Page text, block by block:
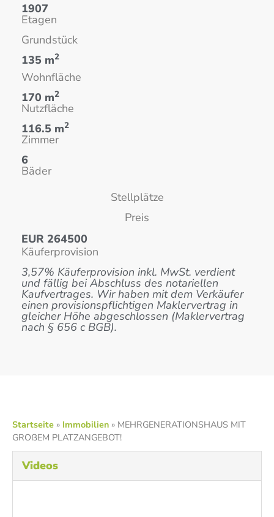
1907
Etagen
Grundstück
135 m2
Wohnfläche
170 m2
Nutzfläche
116.5 m2
Zimmer
6
Bäder
Stellplätze
Preis
EUR 264500
Käuferprovision
3,57% Käuferprovision inkl. MwSt. verdient
und fällig bei Abschluss des notariellen
Kaufvertrages. Wir haben mit dem Verkäufer
einen provisionspflichtigen Maklervertrag in
gleicher Höhe abgeschlossen (Maklervertrag
nach § 656 c BGB).
Startseite » Immobilien » MEHRGENERATIONSHAUS MIT
GROßEM PLATZANGEBOT!
Videos